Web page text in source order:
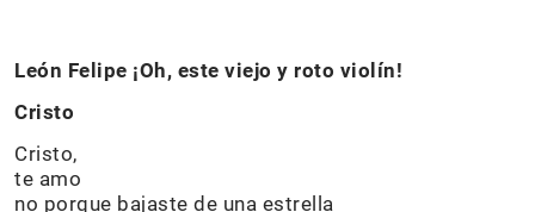
León Felipe ¡Oh, este viejo y roto violín!
Cristo
Cristo,
te amo
no porque bajaste de una estrella